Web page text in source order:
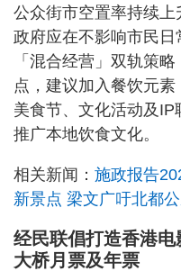
公众街市空置率持续上
政府应在不影响市民
「混合经营」双轨策
点，建议加入餐饮元
美食节、文化活动及IP
推广本地饮食文化。
相关新闻： 施政报告
新景点 梁文广吁北都
经民联倡打造香港
大桥月票及年票